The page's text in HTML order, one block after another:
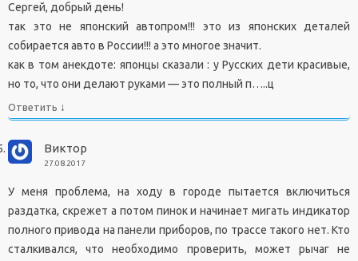
Сергей, добрый день!
так это не японский автопром!!! это из японских деталей
собирается авто в России!!! а это многое значит.
как в том анекдоте: японцы сказали : у Русских дети красивые,
но то, что они делают руками — это полный п…..ц
Ответить ↓
Виктор
27.08.2017
У меня проблема, на ходу в городе пытается включиться
раздатка, скрежет а потом пинок и начинает мигать индикатор
полного привода на панели приборов, по трассе такого нет. Кто
сталкивался, что необходимо проверить, может рычаг не